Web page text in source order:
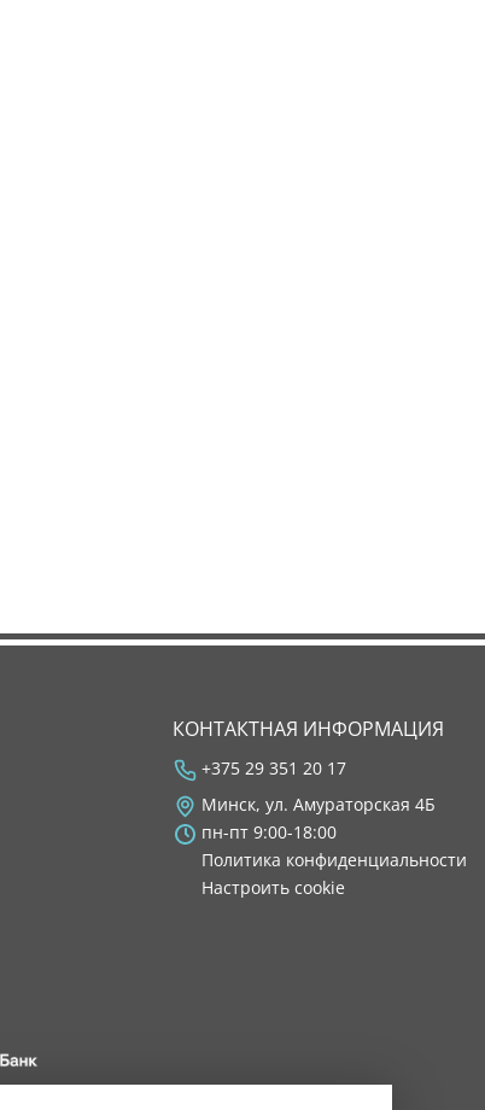
КОНТАКТНАЯ ИНФОРМАЦИЯ
+375 29 351 20 17
Минск, ул. Амураторская 4Б
пн-пт 9:00-18:00
Политика конфиденциальности
Настроить cookie